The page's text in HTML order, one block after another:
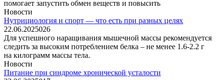
помогает запустить обмен веществ и повысить
Новости
Нутрициология и спорт — что есть при разных целях
22.06.2025026
Для успешного наращивания мышечной массы рекомендуется
следить за высоким потреблением белка – не менее 1.6-2.2 г
на килограмм массы тела.
Новости
Питание при синдроме хронической усталости